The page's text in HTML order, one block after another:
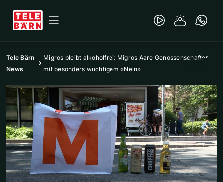
Tele Bärn
News
Migros bleibt alkoholfrei: Migros Aare Genossenschafter
mit besonders wuchtigem «Nein»